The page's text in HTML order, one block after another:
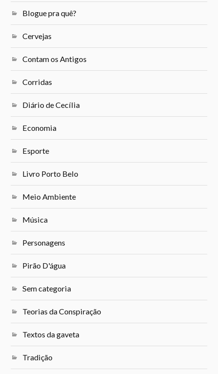
Blogue pra quê?
Cervejas
Contam os Antigos
Corridas
Diário de Cecília
Economia
Esporte
Livro Porto Belo
Meio Ambiente
Música
Personagens
Pirão D'água
Sem categoria
Teorias da Conspiração
Textos da gaveta
Tradição